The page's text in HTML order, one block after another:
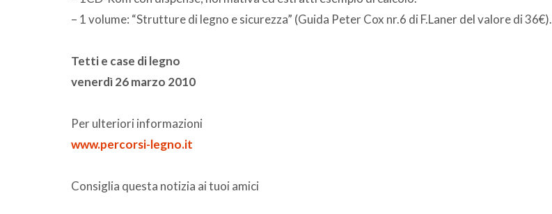
– 1 volume: “Strutture di legno e sicurezza” (Guida Peter Cox nr.6 di F.Laner del valore di 36€).
Tetti e case di legno
venerdì 26 marzo 2010
Per ulteriori informazioni
www.percorsi-legno.it
Consiglia questa notizia ai tuoi amici